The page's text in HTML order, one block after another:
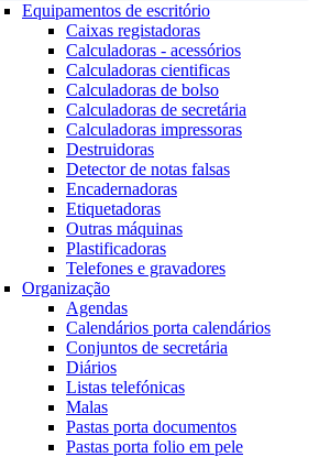
Equipamentos de escritório
Caixas registadoras
Calculadoras - acessórios
Calculadoras cientificas
Calculadoras de bolso
Calculadoras de secretária
Calculadoras impressoras
Destruidoras
Detector de notas falsas
Encadernadoras
Etiquetadoras
Outras máquinas
Plastificadoras
Telefones e gravadores
Organização
Agendas
Calendários porta calendários
Conjuntos de secretária
Diários
Listas telefónicas
Malas
Pastas porta documentos
Pastas porta folio em pele